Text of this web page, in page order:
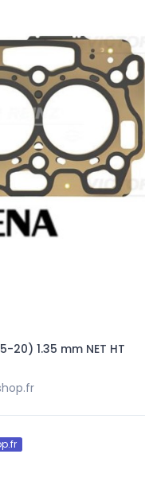
20) 1.35 mm NET HT